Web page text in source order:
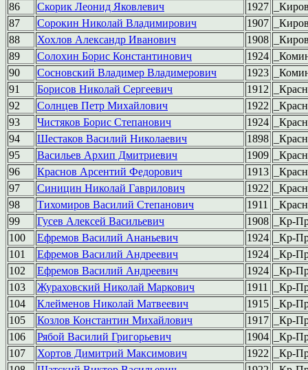
86
Скорик Леонид Яковлевич 1927
87
Сорокин Николай Владимирович 1907
88
Хохлов Александр Иванович 1908
89
Солохин Борис Константинович 1924
90
Сосновский Владимер Владимерович 1923
91
Борисов Николай Сергеевич 1912
92
Солнцев Петр Михайлович 1922
93
Чистяков Борис Степанович 1924
94
Шестаков Василий Николаевич 1898
95
Васильев Архип Дмитриевич 1909
96
Краснов Арсентий Федорович 1913
97
Синицин Николай Гаврилович 1922
98
Тихомиров Василий Степанович 1911
99
Гусев Алексей Васильевич 1908
_Кр-
100
Ефремов Василий Ананьевич 1924
_Кр-
101
Ефремов Василий Андреевич 1924
_Кр-
102
Ефремов Василий Андреевич 1924
_Кр-
103
Жураховский Николай Маркович 1911
_Кр-
104
Клейменов Николай Матвеевич 1915
_Кр-
105
Козлов Константин Михайлович 1917
_Кр-
106
Рябой Василий Григорьевич 1904
_Кр-
107
Хортов Димитрий Максимович 1922
_Кр-